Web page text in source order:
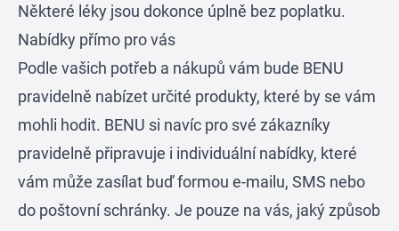
Některé léky jsou dokonce úplně bez poplatku.
Nabídky přímo pro vás
Podle vašich potřeb a nákupů vám bude BENU
pravidelně nabízet určité produkty, které by se vám
mohli hodit. BENU si navíc pro své zákazníky
pravidelně připravuje i individuální nabídky, které
vám může zasílat buď formou e-mailu, SMS nebo
do poštovní schránky. Je pouze na vás, jaký způsob